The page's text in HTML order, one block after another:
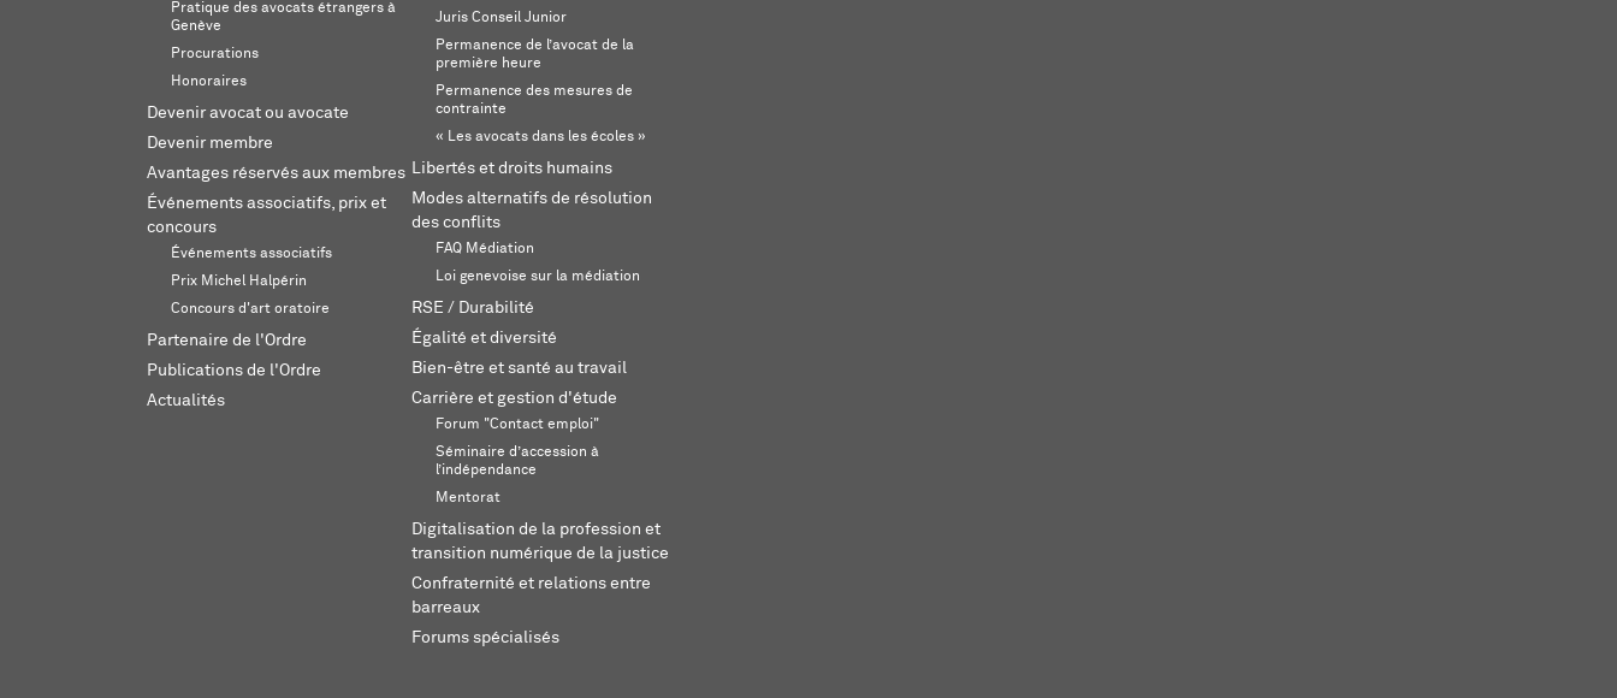
Pratique des avocats étrangers à
Genève
Procurations
Honoraires
Devenir avocat ou avocate
Devenir membre
Avantages réservés aux membres
Événements associatifs, prix et
concours
Événements associatifs
Prix Michel Halpérin
Concours d'art oratoire
Partenaire de l'Ordre
Publications de l'Ordre
Actualités
Juris Conseil Junior
Permanence de l’avocat de la
première heure
Permanence des mesures de
contrainte
« Les avocats dans les écoles »
Libertés et droits humains
Modes alternatifs de résolution
des conflits
FAQ Médiation
Loi genevoise sur la médiation
RSE / Durabilité
Égalité et diversité
Bien-être et santé au travail
Carrière et gestion d'étude
Forum "Contact emploi"
Séminaire d’accession à
l’indépendance
Mentorat
Digitalisation de la profession et
transition numérique de la justice
Confraternité et relations entre
barreaux
Forums spécialisés